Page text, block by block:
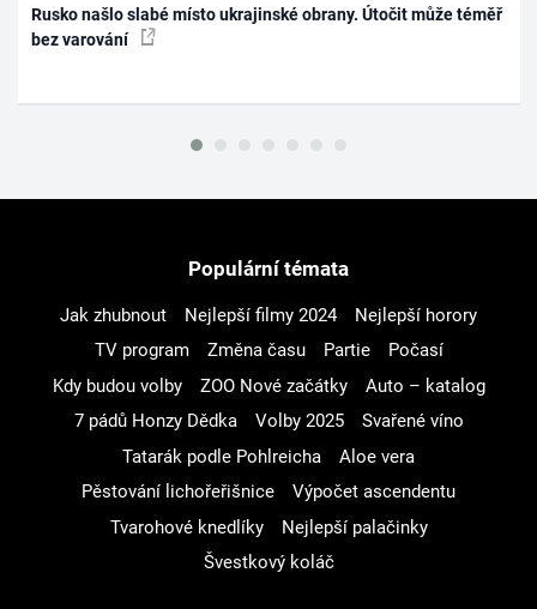
Rusko našlo slabé místo ukrajinské obrany. Útočit může téměř
bez varování
Populární témata
Jak zhubnout Nejlepší filmy 2024
Nejlepší horory
TV program
Změna času Partie
Počasí
Kdy budou volby
ZOO Nové začátky
Auto – katalog
7 pádů Honzy Dědka
Volby 2025
Svařené víno
Tatarák podle Pohlreicha
Aloe vera
Pěstování lichořeřišnice
Výpočet ascendentu
Tvarohové knedlíky
Nejlepší palačinky
Švestkový koláč